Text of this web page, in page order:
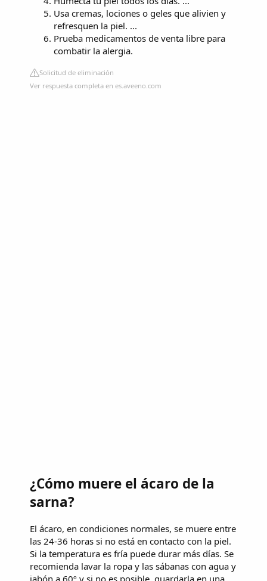
Usa cremas, lociones o geles que alivien y
refresquen la piel. ...
Prueba medicamentos de venta libre para
combatir la alergia.
Solicitud de eliminación
Ver respuesta completa en es.aveeno.com
¿Cómo muere el ácaro de la
sarna?
El ácaro, en condiciones normales, se muere entre
las 24-36 horas si no está en contacto con la piel.
Si la temperatura es fría puede durar más días. Se
recomienda lavar la ropa y las sábanas con agua y